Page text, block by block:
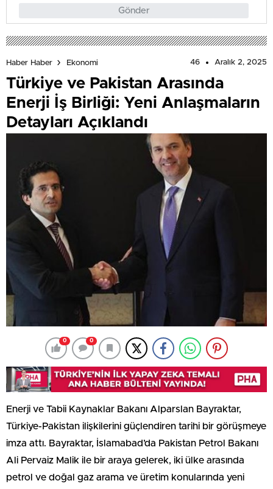
Gönder
Haber Haber Ekonomi 46 Aralık 2, 2025
Türkiye ve Pakistan Arasında
Enerji İş Birliği: Yeni Anlaşmaların
Detayları Açıklandı
0 0
Enerji ve Tabii Kaynaklar Bakanı Alparslan Bayraktar,
Türkiye-Pakistan ilişkilerini güçlendiren tarihi bir görüşmeye
imza attı. Bayraktar, İslamabad’da Pakistan Petrol Bakanı
Ali Pervaiz Malik ile bir araya gelerek, iki ülke arasında
petrol ve doğal gaz arama ve üretim konularında yeni